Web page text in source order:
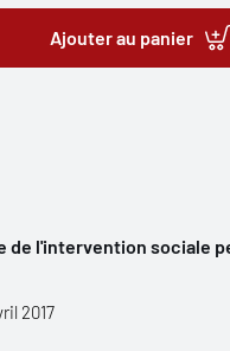
Ajouter au panier
de l'intervention sociale
2017